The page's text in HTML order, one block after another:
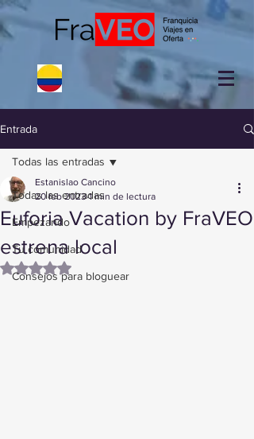
Entrada
Todas las entradas
Empezando
Tu comunidad
Consejos para bloguear
Todas las entradas
Euforia Vacation by FraVEO
estrena local
Estanislao Cancino
20 feb 2023 1 min de lectura
Obtuvo NaN de 5 estrellas.